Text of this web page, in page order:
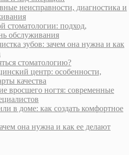
неисправности, диагностика и
стоматологии: подход,
обслуживания
зубов: зачем она нужна и как
стоматологию?
центр: особенности,
качества
вросшего ногтя: современные
в доме: как создать комфортное
она нужна и как ее делают